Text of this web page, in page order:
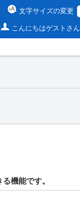
文字サイズの変更
こんにちはゲストさん
機能です。